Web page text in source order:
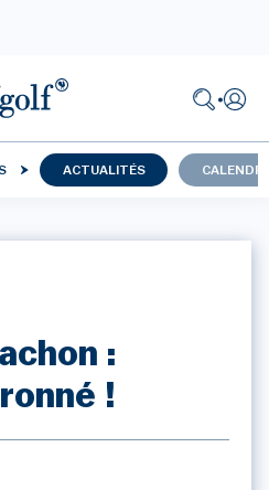
ACTUALITÉS
:
!